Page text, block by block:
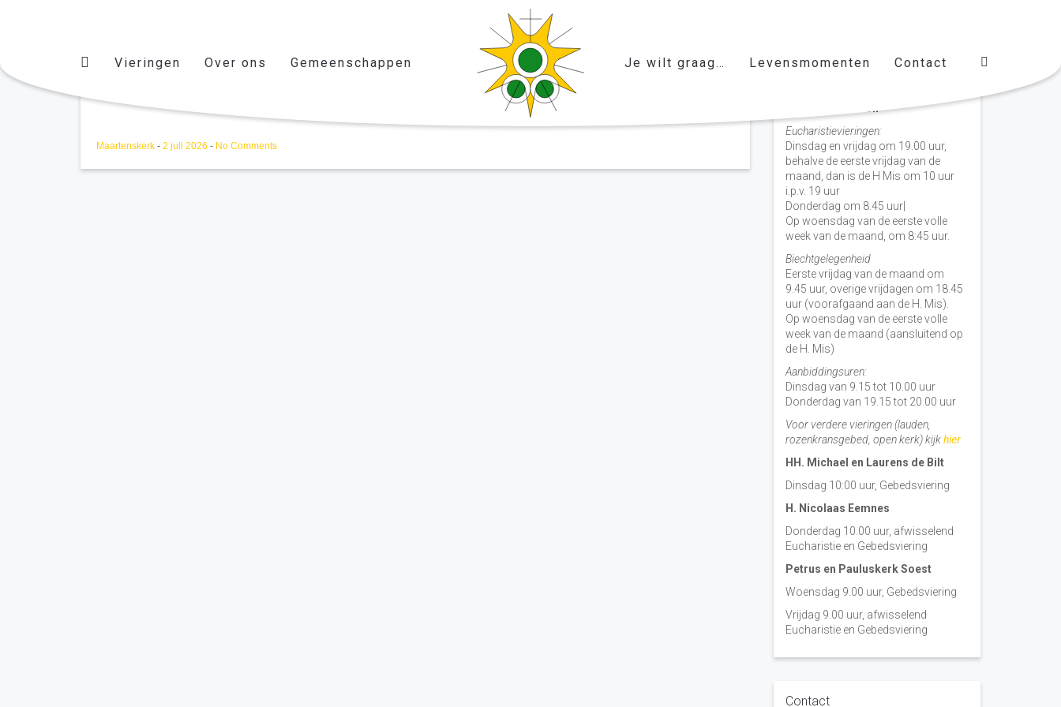
Vieringen Over ons Gemeenschappen Je wilt graag… Levensmomenten Contact
Maartenskerk - 2 juli 2026 - No Comments
Vieringen door de week
H. Nicolaas Baarn
Eucharistievieringen:
Dinsdag en vrijdag om 19.00 uur,
behalve de eerste vrijdag van de
maand, dan is de H Mis om 10 uur
i.p.v. 19 uur
Donderdag om 8.45 uur|
Op woensdag van de eerste volle
week van de maand, om 8:45 uur.
Biechtgelegenheid
Eerste vrijdag van de maand om
9.45 uur, overige vrijdagen om 18.45
uur (voorafgaand aan de H. Mis).
Op woensdag van de eerste volle
week van de maand (aansluitend op
de H. Mis)
Aanbiddingsuren:
Dinsdag van 9.15 tot 10.00 uur
Donderdag van 19.15 tot 20.00 uur
Voor verdere vieringen (lauden,
rozenkransgebed, open kerk) kijkhier
HH. Michael en Laurens de Bilt
Dinsdag 10:00 uur, Gebedsviering
H. Nicolaas Eemnes
Donderdag 10.00 uur, afwisselend
Eucharistie en Gebedsviering
Petrus en Pauluskerk Soest
Woensdag 9.00 uur, Gebedsviering
Vrijdag 9.00 uur, afwisselend
Eucharistie en Gebedsviering
Contact